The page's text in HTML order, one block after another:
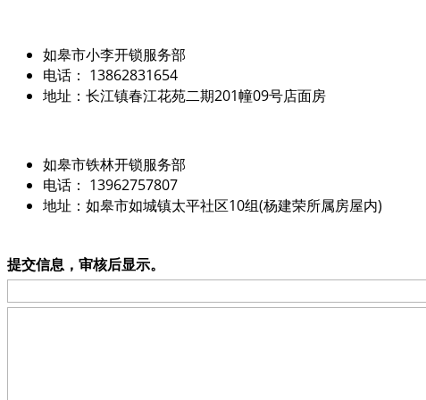
如皋市小李开锁服务部
电话： 13862831654
地址：长江镇春江花苑二期201幢09号店面房
如皋市铁林开锁服务部
电话： 13962757807
地址：如皋市如城镇太平社区10组(杨建荣所属房屋内)
提交信息，审核后显示。